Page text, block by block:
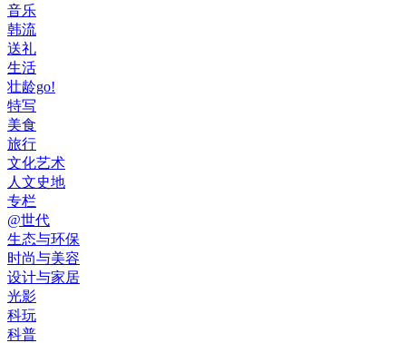
音乐
韩流
送礼
生活
壮龄go!
特写
美食
旅行
文化艺术
人文史地
专栏
@世代
生态与环保
时尚与美容
设计与家居
光影
科玩
科普